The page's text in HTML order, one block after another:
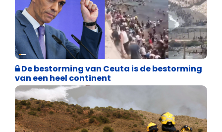
Asiel en Migratie
De bestorming van Ceuta is de bestorming
van een heel continent